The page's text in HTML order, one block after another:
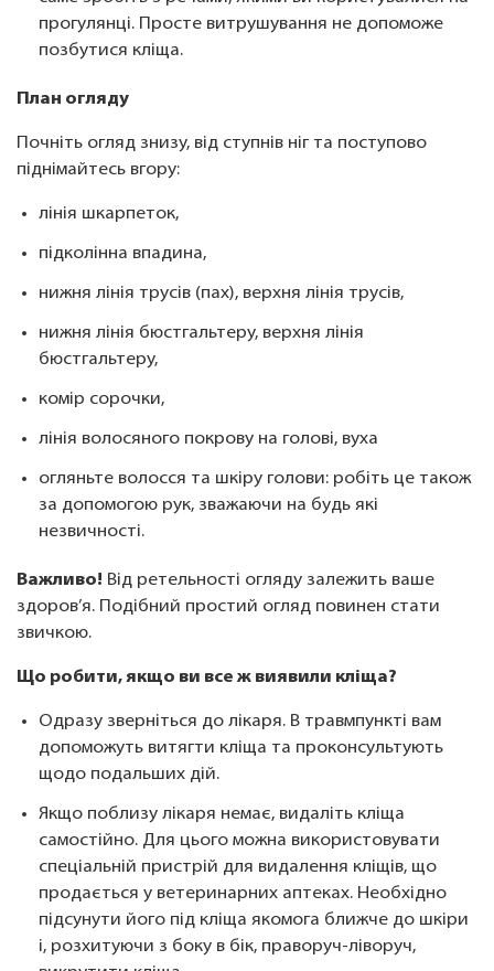
прогулянці. Просте витрушування не допоможе
позбутися кліща.
План огляду
Почніть огляд знизу, від ступнів ніг та поступово
піднімайтесь вгору:
лінія шкарпеток,
підколінна впадина,
нижня лінія трусів (пах), верхня лінія трусів,
нижня лінія бюстгальтеру, верхня лінія
бюстгальтеру,
комір сорочки,
лінія волосяного покрову на голові, вуха
огляньте волосся та шкіру голови: робіть це також
за допомогою рук, зважаючи на будь які
незвичності.
Важливо! Від ретельності огляду залежить ваше
здоров’я. Подібний простий огляд повинен стати
звичкою.
Що робити, якщо ви все ж виявили кліща?
Одразу зверніться до лікаря. В травмпункті вам
допоможуть витягти кліща та проконсультують
щодо подальших дій.
Якщо поблизу лікаря немає, видаліть кліща
самостійно. Для цього можна використовувати
спеціальній пристрій для видалення кліщів, що
продається у ветеринарних аптеках. Необхідно
підсунути його під кліща якомога ближче до шкіри
і, розхитуючи з боку в бік, праворуч-ліворуч,